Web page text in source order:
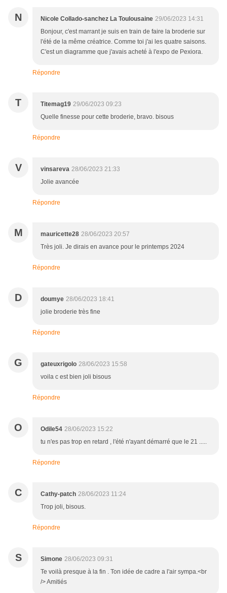
N Nicole Collado-sanchez La Toulousaine 29/06/2023 14:31
Bonjour, c'est marrant je suis en train de faire la broderie sur
l'été de la même créatrice. Comme toi j'ai les quatre saisons.
C'est un diagramme que j'avais acheté à l'expo de Pexiora.
Répondre
T Titemag19 29/06/2023 09:23
Quelle finesse pour cette broderie, bravo. bisous
Répondre
V vinsareva 28/06/2023 21:33
Jolie avancée
Répondre
M mauricette28 28/06/2023 20:57
Très joli. Je dirais en avance pour le printemps 2024
Répondre
D doumye 28/06/2023 18:41
jolie broderie très fine
Répondre
G gateuxrigolo 28/06/2023 15:58
voila c est bien joli bisous
Répondre
O Odile54 28/06/2023 15:22
tu n'es pas trop en retard , l'été n'ayant démarré que le 21 .....
Répondre
C Cathy-patch 28/06/2023 11:24
Trop joli, bisous.
Répondre
S Simone 28/06/2023 09:31
Te voilà presque à la fin . Ton idée de cadre a l'air sympa.<br
/> Amitiés